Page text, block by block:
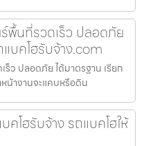
พื้นที่รวดเร็ว ปลอดภัย
บคโฮรับจ้าง.com
ว ปลอดภัย ได้มาตรฐาน เรียก
น้างานจะแคบหรือดิน
คโฮรับจ้าง รถแบคโฮให้